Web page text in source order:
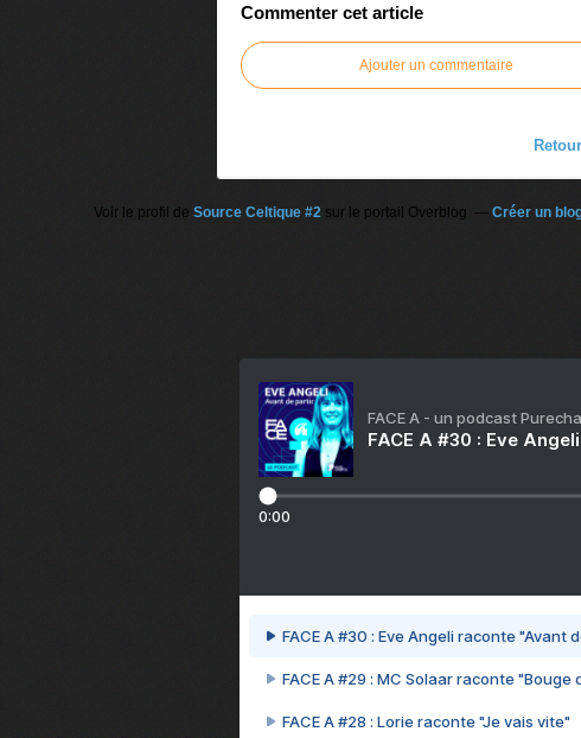
Commenter cet article
Ajouter un commentaire
Voir le profil de Source Celtique #2 sur le portail Overblog Créer un
FACE A - un podcast
FACE A #30 : Eve
0:00
FACE A #30 : Eve Angeli raconte "Avant
FACE A #29 : MC Solaar raconte "Bouge
FACE A #28 : Lorie raconte "Je vais vite"